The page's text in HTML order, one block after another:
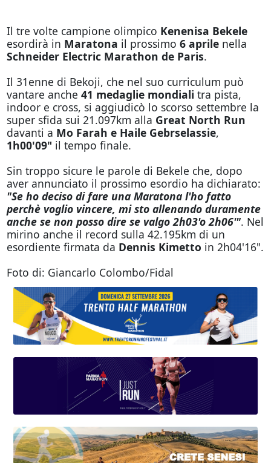
Il tre volte campione olimpico Kenenisa Bekele
esordirà in Maratona il prossimo 6 aprilenella
Schneider Electric Marathon de Paris.
Il 31enne di Bekoji, che nel suo curriculum può
vantare anche 41 medaglie mondiali tra pista,
indoor e cross, si aggiudicò lo scorso settembre la
super sfida sui 21.097km alla Great North Run
davanti a Mo Farah e Haile Gebrselassie,
1h00'09" il tempo finale.
Sin troppo sicure le parole di Bekele che, dopo
aver annunciato il prossimo esordio ha dichiarato:
"Se ho deciso di fare una Maratona l'ho fatto
perchè voglio vincere, mi sto allenando duramente
anche se non posso dire se valgo 2h03'o 2h06'". Nel
mirino anche il record sulla 42.195km di un
esordiente firmata da Dennis Kimetto in 2h04'16".
Foto di: Giancarlo Colombo/Fidal